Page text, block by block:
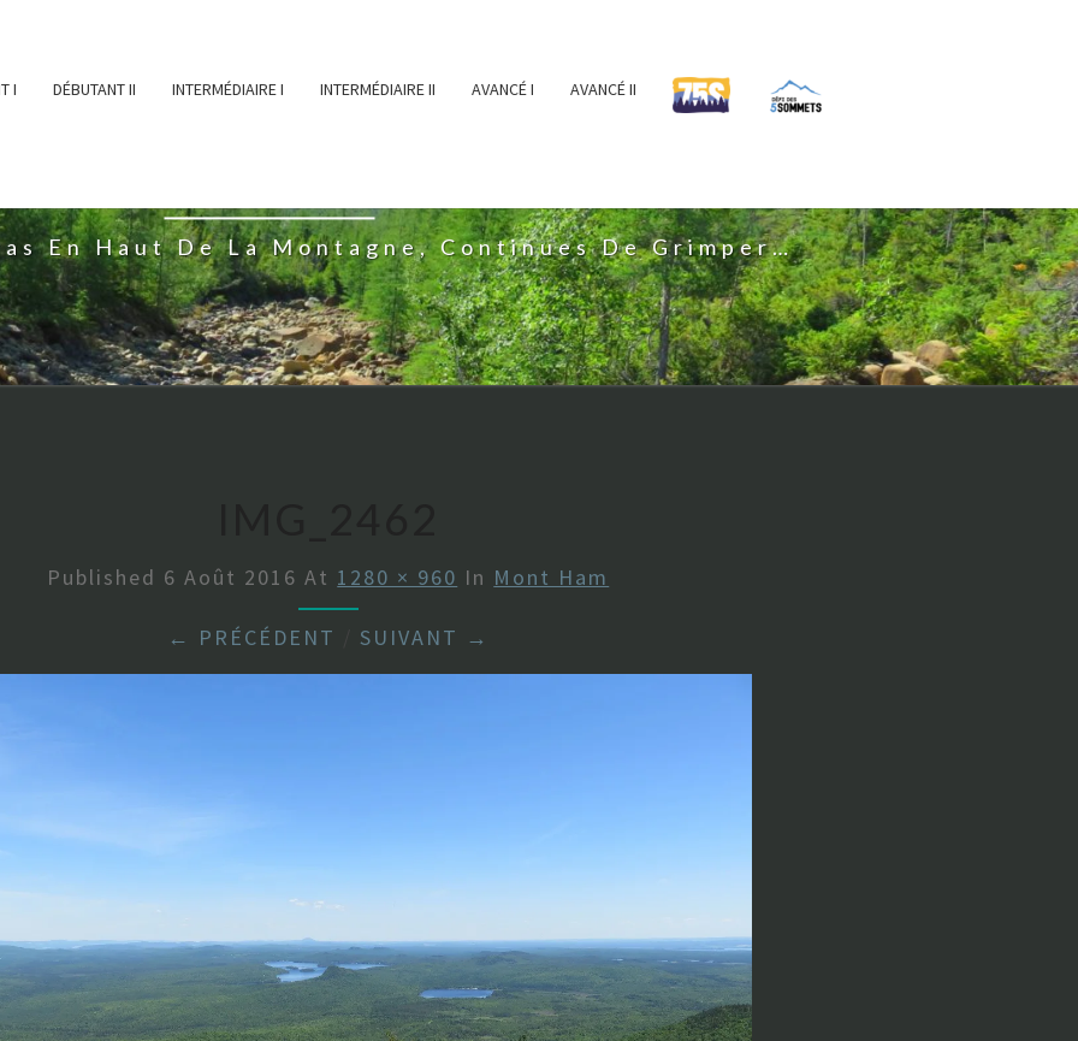
I DÉBUTANT II INTERMÉDIAIRE I INTERMÉDIAIRE II AVANCÉ I AVANCÉ II
En Haut De La Montagne, Continues De Grimper…
Published 6 Août 2016 At 1280 × 960 In Mont Ham
← PRÉCÉDENT SUIVANT →